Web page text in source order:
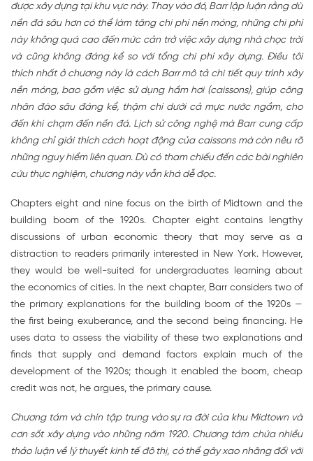
được xây dựng tại khu vực này. Thay vào đó, Barr lập luận rằng dù
nền đá sâu hơn có thể làm tăng chi phí nền móng, những chi phí
này không quá cao đến mức cản trở việc xây dựng nhà chọc trời
và cũng không đáng kể so với tổng chi phí xây dựng. Điều tôi
thích nhất ở chương này là cách Barr mô tả chi tiết quy trình xây
nền móng, bao gồm việc sử dụng hầm hơi (caissons), giúp công
nhân đào sâu đáng kể, thậm chí dưới cả mực nước ngầm, cho
đến khi chạm đến nền đá. Lịch sử công nghệ mà Barr cung cấp
không chỉ giải thích cách hoạt động của caissons mà còn nêu rõ
những nguy hiểm liên quan. Dù có tham chiếu đến các bài nghiên
cứu thực nghiệm, chương này vẫn khá dễ đọc.
Chapters eight and nine focus on the birth of Midtown and the
building boom of the 1920s. Chapter eight contains lengthy
discussions of urban economic theory that may serve as a
distraction to readers primarily interested in New York. However,
they would be well-suited for undergraduates learning about
the economics of cities. In the next chapter, Barr considers two of
the primary explanations for the building boom of the 1920s —
the first being exuberance, and the second being financing. He
uses data to assess the viability of these two explanations and
finds that supply and demand factors explain much of the
development of the 1920s; though it enabled the boom, cheap
credit was not, he argues, the primary cause.
Chương tám và chín tập trung vào sự ra đời của khu Midtown và
cơn sốt xây dựng vào những năm 1920. Chương tám chứa nhiều
thảo luận về lý thuyết kinh tế đô thị, có thể gây xao nhãng đối với